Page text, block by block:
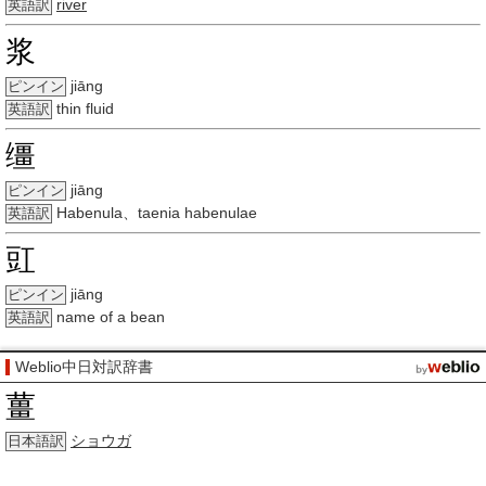
英語訳 river
浆
ピンイン jiāng
英語訳 thin fluid
缰
ピンイン jiāng
英語訳 Habenula、taenia habenulae
豇
ピンイン jiāng
英語訳 name of a bean
Weblio中日対訳辞書
薑
日本語訳 ショウガ